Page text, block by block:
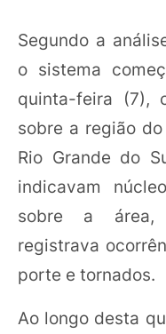
Segundo a
o sistema
quinta-feira (7),
sobre a região
Rio Grande do
indicavam
sobre a área,
registrava
porte e tornados.
Ao longo desta